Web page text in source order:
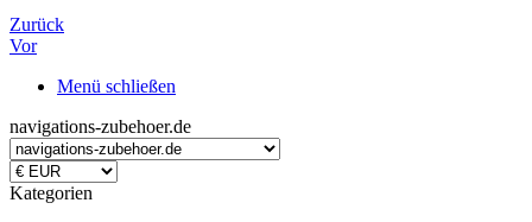
Zurück
Vor
Menü schließen
navigations-zubehoer.de
Kategorien